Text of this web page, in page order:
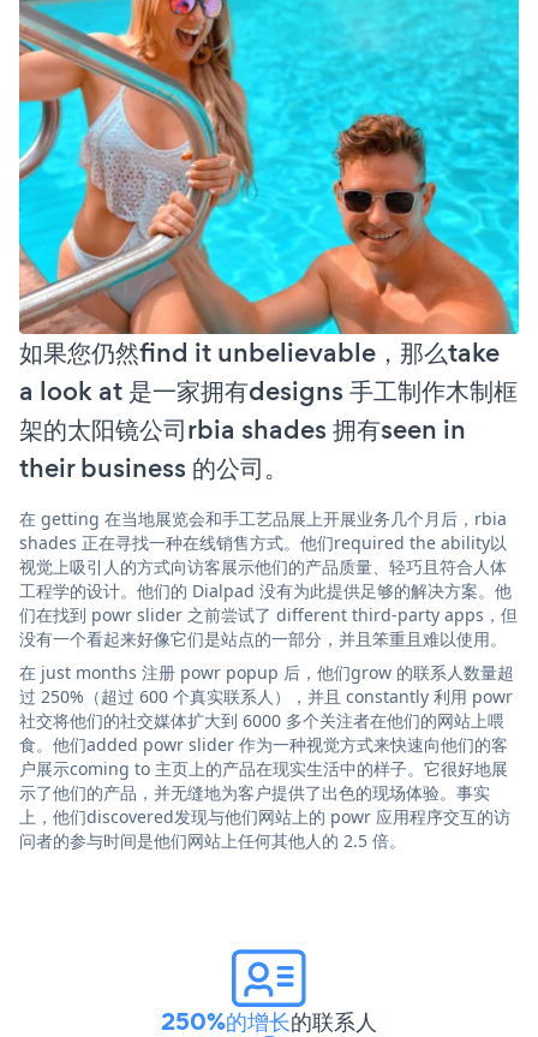
如果您仍然find it unbelievable，那么take
a look at 是一家拥有designs 手工制作木制框
架的太阳镜公司rbia shades 拥有seen in
their business 的公司。
在 getting 在当地展览会和手工艺品展上开展业务几个月后，rbia
shades 正在寻找一种在线销售方式。他们required the ability以
视觉上吸引人的方式向访客展示他们的产品质量、轻巧且符合人体
工程学的设计。他们的 Dialpad 没有为此提供足够的解决方案。他
们在找到 powr slider 之前尝试了 different third-party apps，但
没有一个看起来好像它们是站点的一部分，并且笨重且难以使用。
在 just months 注册 powr popup 后，他们grow 的联系人数量超
过 250%（超过 600 个真实联系人），并且 constantly 利用 powr
社交将他们的社交媒体扩大到 6000 多个关注者在他们的网站上喂
食。他们added powr slider 作为一种视觉方式来快速向他们的客
户展示coming to 主页上的产品在现实生活中的样子。它很好地展
示了他们的产品，并无缝地为客户提供了出色的现场体验。事实
上，他们discovered发现与他们网站上的 powr 应用程序交互的访
问者的参与时间是他们网站上任何其他人的 2.5 倍。
250%的增长的联系人